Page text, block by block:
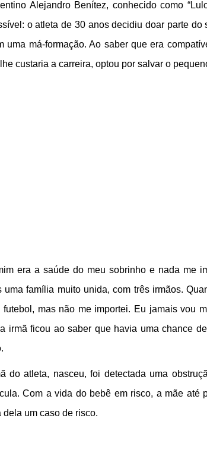
Alejandro Benítez, conhecido como
o atleta de 30 anos decidiu doar parte
uma má-formação. Ao saber que era
custaria a carreira, optou por salvar o
era a saúde do meu sobrinho e nada me
uma família muito unida, com três irmãos.
mas não me importei. Eu jamais vou
irmã ficou ao saber que havia uma chance
do atleta, nasceu, foi detectada uma
Com a vida do bebê em risco, a mãe até
um caso de risco.